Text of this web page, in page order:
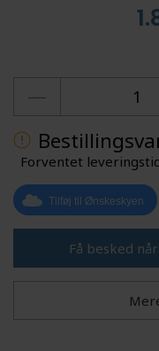
Forventet
Tilføj til Ønskeskyen
Få besked